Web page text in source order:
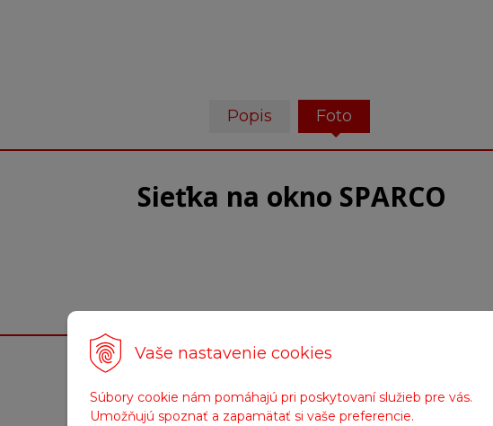
Vaše nastavenie cookies
Súbory cookie nám pomáhajú pri poskytovaní služieb pre vás.
Umožňujú spoznať a zapamätať si vaše preferencie.
Popis Foto
Sieťka na okno SPARCO